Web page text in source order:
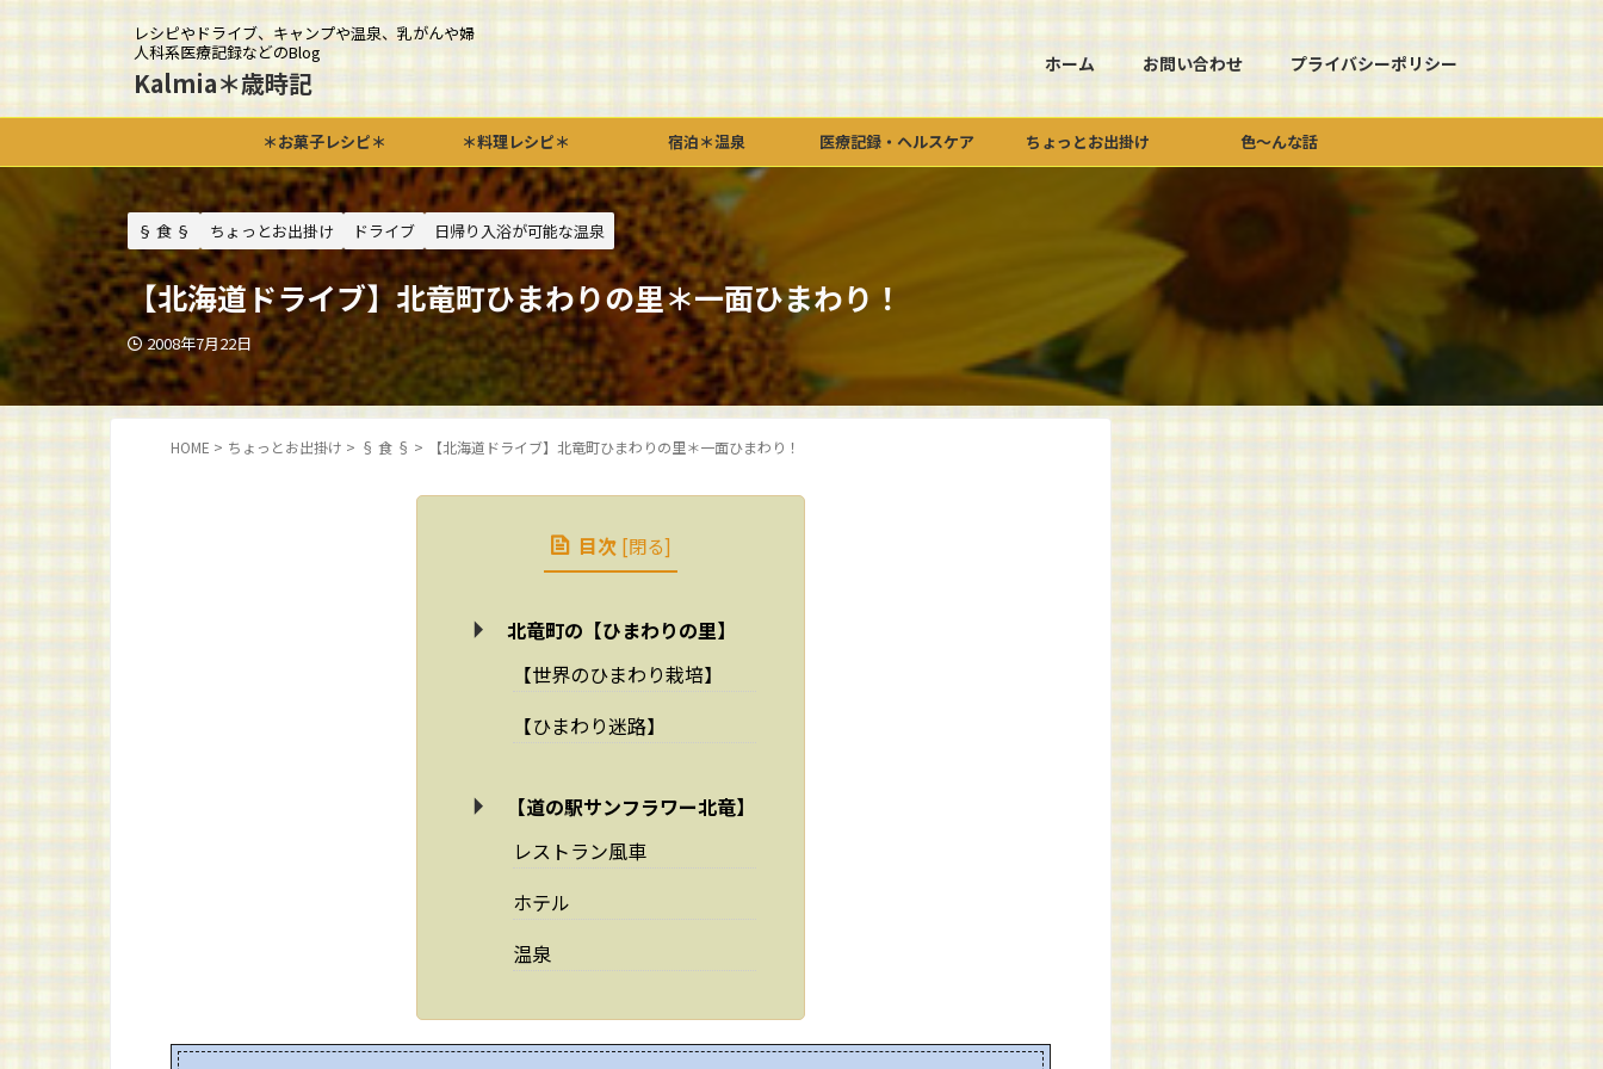
レシピやドライブ、キャンプや温泉、乳がんや婦
人科系医療記録などのBlog
Kalmia＊歳時記
ホーム お問い合わせ プライバシーポリシー
＊お菓子レシピ＊ ＊料理レシピ＊ 宿泊＊温泉 医療記録・ヘルスケア ちょっとお出掛け 色～んな話
§ 食 § ちょっとお出掛け ドライブ 日帰り入浴が可能な温泉
【北海道ドライブ】北竜町ひまわりの里＊一面ひまわり！
2008年7月22日
HOME > ちょっとお出掛け > § 食 § > 【北海道ドライブ】北竜町ひまわりの里＊一面ひまわり！
目次 [閉る]
北竜町の【ひまわりの里】
【世界のひまわり栽培】
【ひまわり迷路】
【道の駅サンフラワー北竜】
レストラン風車
ホテル
温泉